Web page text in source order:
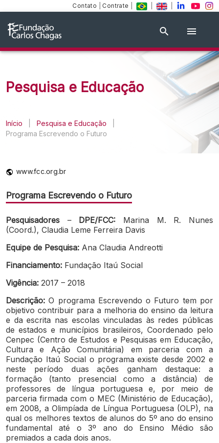
Contato Contrate
Pesquisa e Educação
Início Pesquisa e Educação
Programa Escrevendo o Futuro
www.fcc.org.br
Programa Escrevendo o Futuro
Pesquisadores – DPE/FCC: Marina M. R. Nunes
(Coord.), Claudia Leme Ferreira Davis
Equipe de Pesquisa: Ana Claudia Andreotti
Financiamento: Fundação Itaú Social
Vigência: 2017 – 2018
Descrição:O programa Escrevendo o Futuro tem por
objetivo contribuir para a melhoria do ensino da leitura
e da escrita nas escolas vinculadas às redes públicas
de estados e municípios brasileiros, Coordenado pelo
Cenpec (Centro de Estudos e Pesquisas em Educação,
Cultura e Ação Comunitária) em parceria com a
Fundação Itaú Social o programa existe desde 2002 e
neste período duas ações ganham destaque: a
formação (tanto presencial como a distância) de
professores de língua portuguesa e, por meio de
parceria firmada com o MEC (Ministério de Educação),
em 2008, a Olimpíada de Língua Portuguesa (OLP), na
qual os melhores textos de alunos do 5º ano do ensino
fundamental até o 3º ano do Ensino Médio são
premiados a cada dois anos.